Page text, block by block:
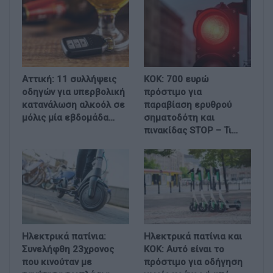
Αττική: 11 συλλήψεις
οδηγών για υπερβολική
κατανάλωση αλκοόλ σε
μόλις μία εβδομάδα…
ΚΟΚ: 700 ευρώ
πρόστιμο για
παραβίαση ερυθρού
σηματοδότη και
πινακίδας STOP – Τι…
Ηλεκτρικά πατίνια:
Συνελήφθη 23χρονος
που κινούταν με
Ηλεκτρικά πατίνια και
ΚΟΚ: Αυτό είναι το
πρόστιμο για οδήγηση